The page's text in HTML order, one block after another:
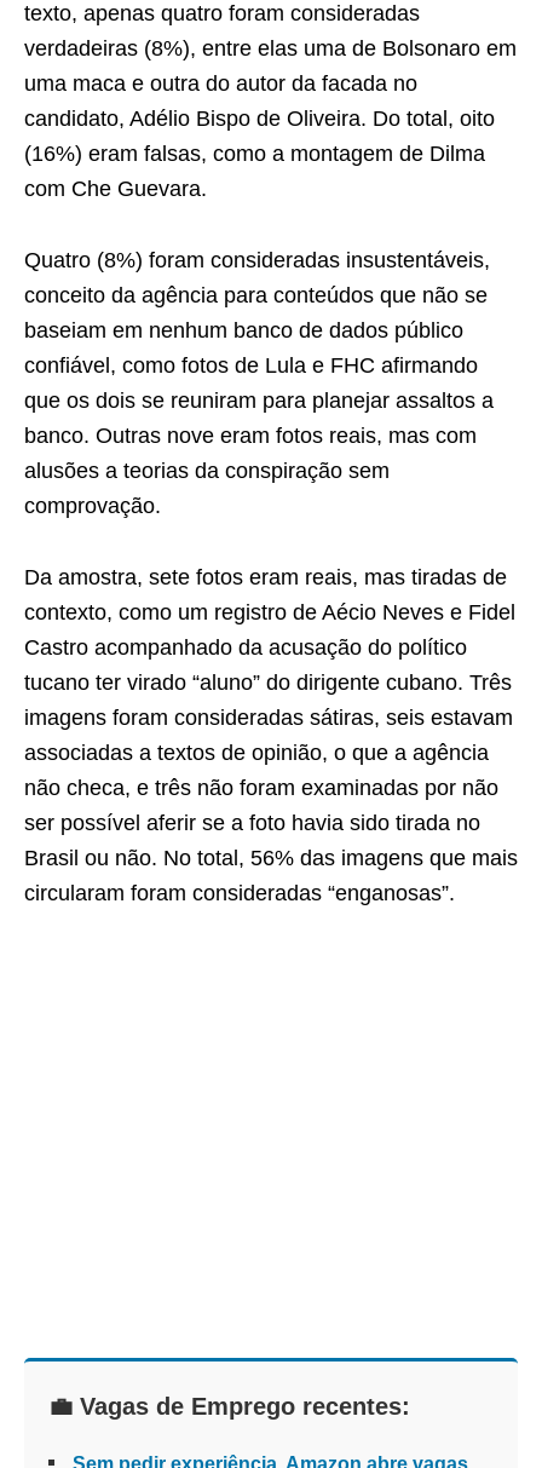
texto, apenas quatro foram consideradas
verdadeiras (8%), entre elas uma de Bolsonaro em
uma maca e outra do autor da facada no
candidato, Adélio Bispo de Oliveira. Do total, oito
(16%) eram falsas, como a montagem de Dilma
com Che Guevara.
Quatro (8%) foram consideradas insustentáveis,
conceito da agência para conteúdos que não se
baseiam em nenhum banco de dados público
confiável, como fotos de Lula e FHC afirmando
que os dois se reuniram para planejar assaltos a
banco. Outras nove eram fotos reais, mas com
alusões a teorias da conspiração sem
comprovação.
Da amostra, sete fotos eram reais, mas tiradas de
contexto, como um registro de Aécio Neves e Fidel
Castro acompanhado da acusação do político
tucano ter virado “aluno” do dirigente cubano. Três
imagens foram consideradas sátiras, seis estavam
associadas a textos de opinião, o que a agência
não checa, e três não foram examinadas por não
ser possível aferir se a foto havia sido tirada no
Brasil ou não. No total, 56% das imagens que mais
circularam foram consideradas “enganosas”.
💼 Vagas de Emprego recentes:
Sem pedir experiência, Amazon abre vagas